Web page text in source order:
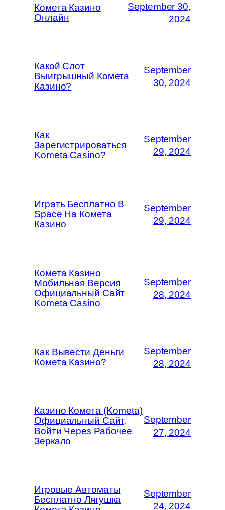
Комета Казино
Онлайн
September 30,
2024
Какой Слот
Выигрышный Комета
Казино?
September
30, 2024
Как
Зарегистрироваться
Kometa Casino?
September
29, 2024
Играть Бесплатно В
Space На Комета
Казино
September
29, 2024
Комета Казино
Мобильная Версия
Официальный Сайт
Kometa Casino
September
28, 2024
Как Вывести Деньги
Комета Казино?
September
28, 2024
Казино Комета (Kometa)
Официальный Сайт,
Войти Через Рабочее
Зеркало
September
27, 2024
Игровые Автоматы
Бесплатно Лягушка
September
24, 2024